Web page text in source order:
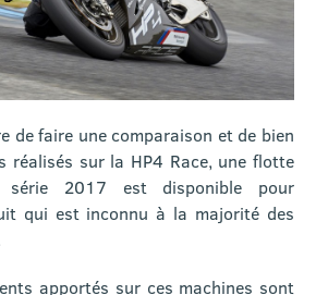
de faire une comparaison et de bien
réalisés sur la HP4 Race, une flotte
série 2017 est disponible pour
qui est inconnu à la majorité des
apportés sur ces machines sont